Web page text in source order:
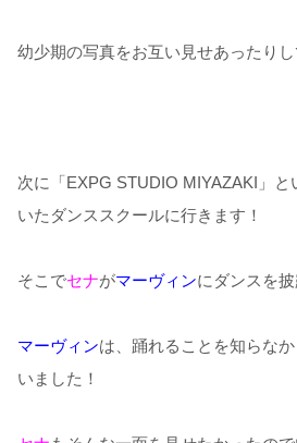
幼少期の写真をお互い見せあったりし
次に 「EXPG STUDIO MIYAZAKI 」 と
いたダンススクールに行きます！
そこでセナがマーヴィンにダンスを披
マーヴィンは、踊れることを知らな
いました！